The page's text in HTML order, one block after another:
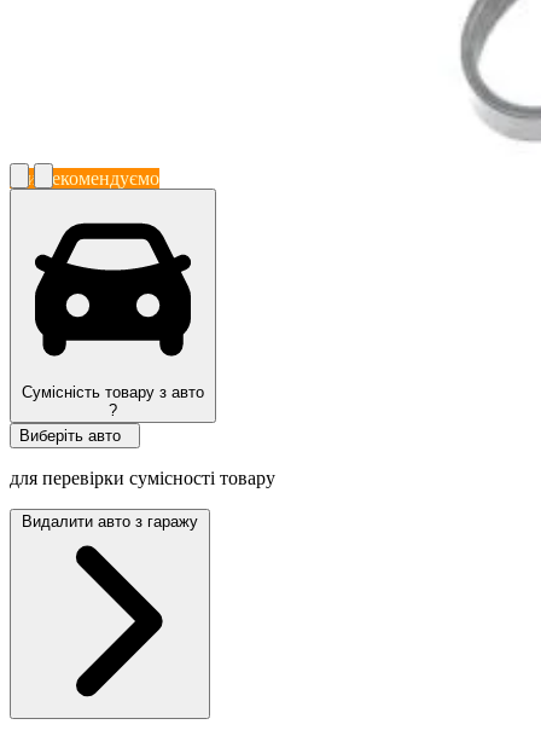
Ми рекомендуємо
Сумісність товару з авто
?
Виберіть авто
для перевірки сумісності товару
Видалити авто з гаражу